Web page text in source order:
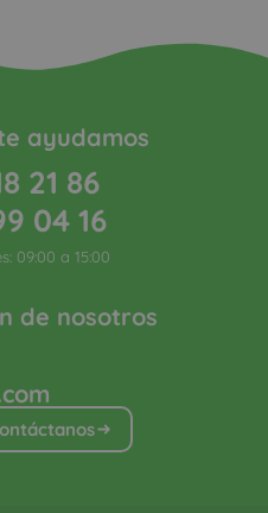
de nosotros
ayudamos
21 86
04 16
09:00 a 15:00